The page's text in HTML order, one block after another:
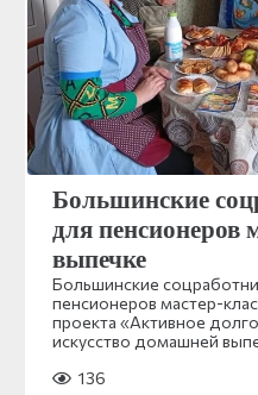
Большинские
для пенсионеров
выпечке
Большинские
пенсионеров мастер-
проекта «Активное
искусство домашней
136